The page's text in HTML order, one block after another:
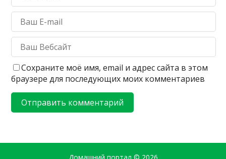
Сохраните моё имя, email и адрес сайта в этом
браузере для последующих моих комментариев